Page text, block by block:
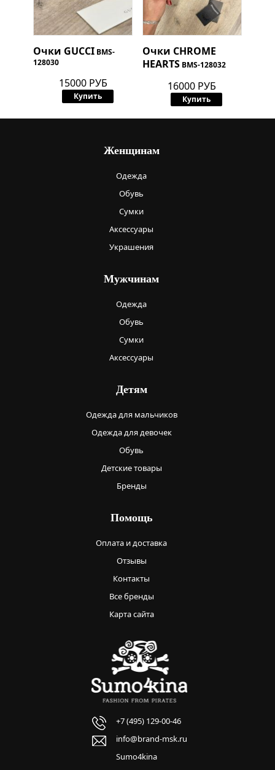
Очки GUCCI BMS-
128030
15000 РУБ
Купить
Очки CHROME
HEARTS BMS-128032
16000 РУБ
Купить
Женщинам
Одежда
Обувь
Сумки
Аксессуары
Украшения
Мужчинам
Одежда
Обувь
Сумки
Аксессуары
Детям
Одежда для мальчиков
Одежда для девочек
Обувь
Детские товары
Бренды
Помощь
Оплата и доставка
Отзывы
Контакты
Все бренды
Карта сайта
+7 (495) 129-00-46
info@brand-msk.ru
Sumo4kina